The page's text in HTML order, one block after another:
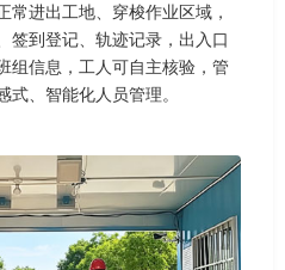
常进出工地、穿梭作业区域，
签到登记、轨迹记录，出入口
组信息，工人可自主核验，管
、智能化人员管理。